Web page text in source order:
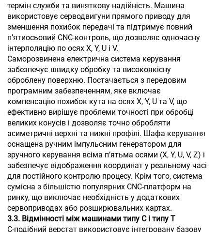
термін служби та виняткову надійність. Машина
використовує серводвигуни прямого приводу для
зменшення похибок передачі та підтримує повний
п’ятиосьовий CNC-контроль, що дозволяє одночасну
інтерполяцію по осях X, Y, U і V.
Саморозвинена електрична система керування
забезпечує швидку обробку та високоякісну
оброблену поверхню. Постачається з передовим
програмним забезпеченням, яке включає
компенсацію похибок кута на осях X, Y, U та V, що
ефективно вирішує проблеми точності при обробці
великих конусів і дозволяє точно обробляти
асиметричні верхні та нижні профілі. Шафа керування
оснащена ручним імпульсним генератором для
зручного керування всіма п’ятьма осями (X, Y, U, V, Z) і
забезпечує відображення координат у реальному часі
для постійного контролю процесу. Крім того, система
сумісна з більшістю популярних CNC-платформ на
ринку, що виключає необхідність у додаткових
сервоприводах або розширювальних картах.
3.3. Відмінності між машинами типу C і типу T
C-подібний верстат використовує інтегровану базову